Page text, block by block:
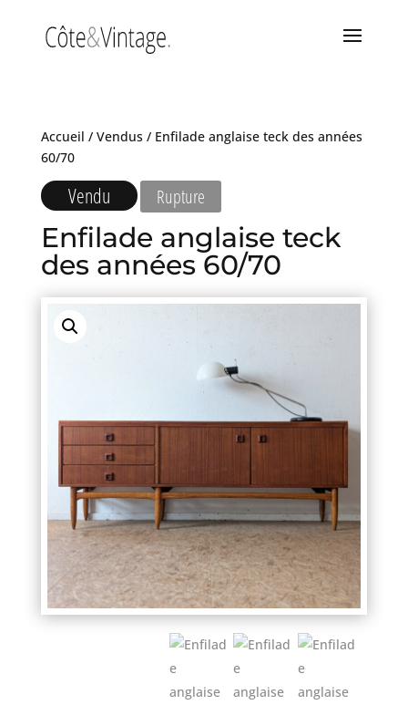
Accueil / Vendus/ Enfilade anglaise teck des années
60/70
Vendu Rupture
Enfilade anglaise teck
des années 60/70